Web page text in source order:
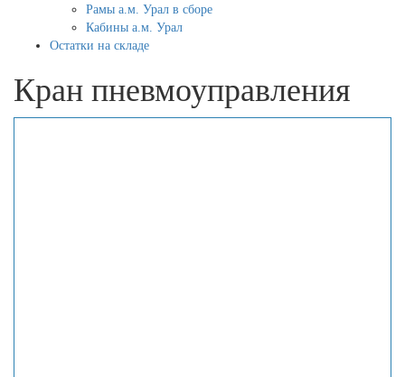
Рамы а.м. Урал в сборе
Кабины а.м. Урал
Остатки на складе
Кран пневмоуправления